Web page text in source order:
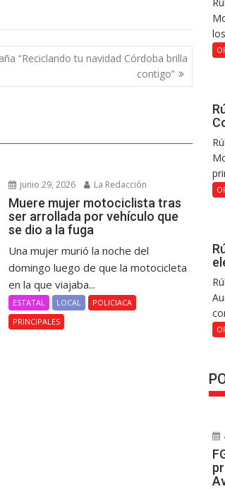
“Reciclando tu navidad Córdoba brilla
contigo”
junio 29, 2026 La Redacción
Muere mujer motociclista tras
ser arrollada por vehículo que
se dio a la fuga
Una mujer murió la noche del
domingo luego de que la motocicleta
en la que viajaba...
ESTATAL LOCAL
POLICIACA
PRINCIPALES